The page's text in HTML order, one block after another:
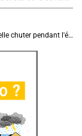
Eclipse J-6 : de combien de degrés la température va-t-elle chuter pendant l'éclipse du 12 août ?